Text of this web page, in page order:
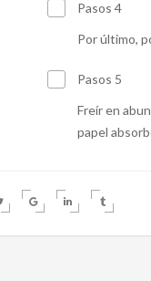
Pasos 4
Por último,
Pasos 5
Freír en
papel